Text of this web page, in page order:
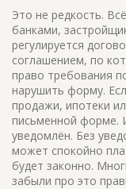
Это не редкость.
банками,
регулируется
соглашением, по
право требования
нарушить форму.
продажи, ипотеки
письменной форме.
уведомлён. Без
может спокойно
будет законно.
забыли про это